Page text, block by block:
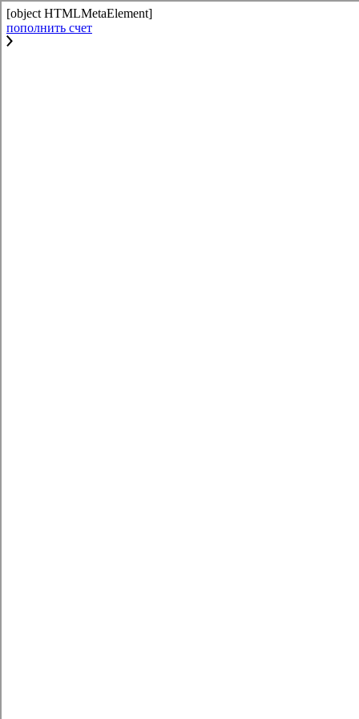
[object HTMLMetaElement]
пополнить счет